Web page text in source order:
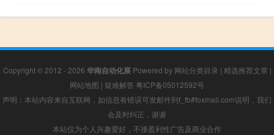
Copyright © 2012 - 2026 华南自动化展Powered by 网站分类目录 | 精选推荐文章 |
网站地图 | 疑难解答 粤ICP备05012592号
声明：本站内容来自互联网，如信息有错误可发邮件到f_fb#foxmail.com说明，我们
会及时纠正，谢谢
本站仅为个人兴趣爱好，不接盈利性广告及商业合作